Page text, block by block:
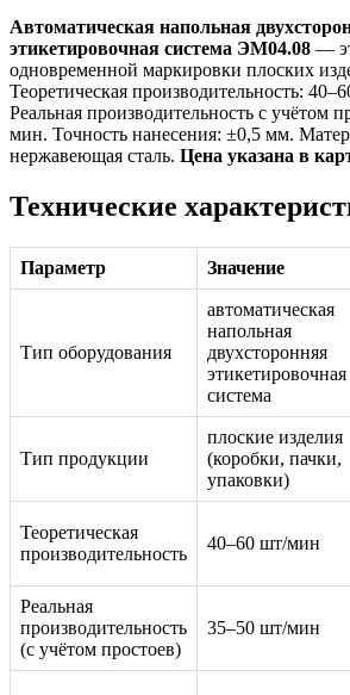
Автоматическая напольная
этикетировочная система ЭМ04.08 —
одновременной маркировки плоских
Теоретическая производительность:
Реальная производительность с учётом
мин. Точность нанесения: ±0,5 мм.
нержавеющая сталь. Цена указана в
Технические
Параметр Значение
Тип оборудования
автоматическая
напольная
двухсторонняя
этикетировочная
система
Тип продукции
плоские изделия
(коробки, пачки,
упаковки)
Теоретическая
производительность
40–60 шт/мин
Реальная
производительность
(с учётом простоев)
35–50 шт/мин